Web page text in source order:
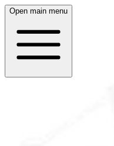
Open main menu